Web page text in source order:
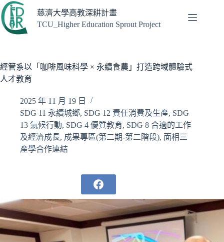
跳
至
主
容
慈濟大學高教深耕計畫
TCU_Higher Education Sprout Project
經管系以「咖啡風味科學 × 永續食農」打造跨域體驗式
人才教育
2025 年 11 月 19 日
SDG 11 永續城鄉, SDG 12 責任消費及生產, SDG
13 氣候行動, SDG 4 優質教育, SDG 8 合適的工作
及經濟成長, 成果專區(第二期-第二階段), 面相三
產學合作連結